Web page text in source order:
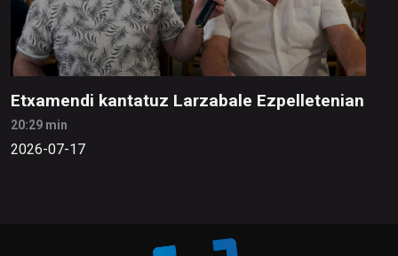
Etxamendi kantatuz Larzabale Ezpelletenian
20:29 min
2026-07-17